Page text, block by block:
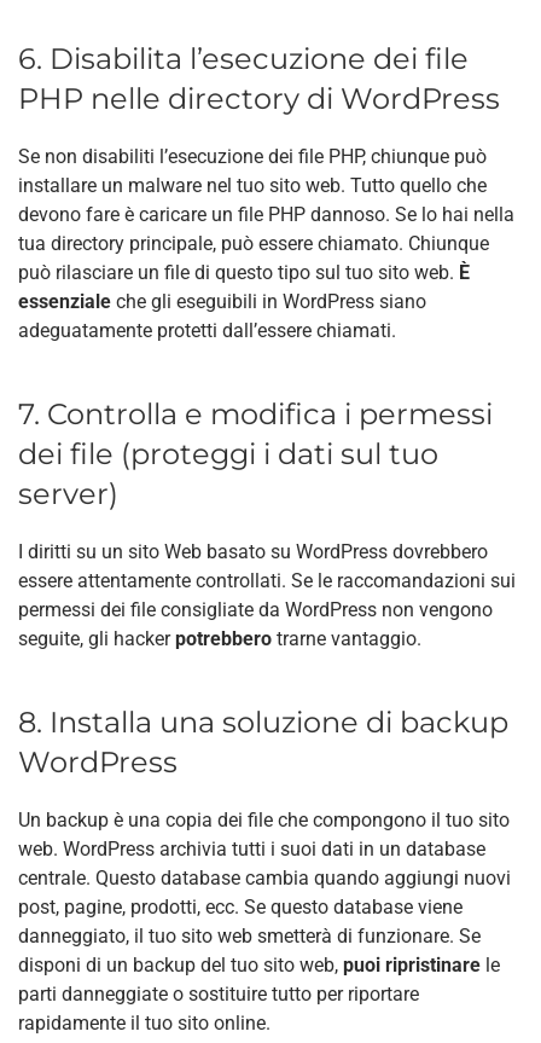
6. Disabilita l’esecuzione dei file
PHP nelle directory di WordPress
Se non disabiliti l’esecuzione dei file PHP, chiunque può
installare un malware nel tuo sito web. Tutto quello che
devono fare è caricare un file PHP dannoso. Se lo hai nella
tua directory principale, può essere chiamato. Chiunque
può rilasciare un file di questo tipo sul tuo sito web. È
essenziale che gli eseguibili in WordPress siano
adeguatamente protetti dall’essere chiamati.
7. Controlla e modifica i permessi
dei file (proteggi i dati sul tuo
server)
I diritti su un sito Web basato su WordPress dovrebbero
essere attentamente controllati. Se le raccomandazioni sui
permessi dei file consigliate da WordPress non vengono
seguite, gli hackerpotrebbero trarne vantaggio.
8. Installa una soluzione di backup
WordPress
Un backup è una copia dei file che compongono il tuo sito
web. WordPress archivia tutti i suoi dati in un database
centrale. Questo database cambia quando aggiungi nuovi
post, pagine, prodotti, ecc. Se questo database viene
danneggiato, il tuo sito web smetterà di funzionare. Se
disponi di un backup del tuo sito web, puoi ripristinare le
parti danneggiate o sostituire tutto per riportare
rapidamente il tuo sito online.